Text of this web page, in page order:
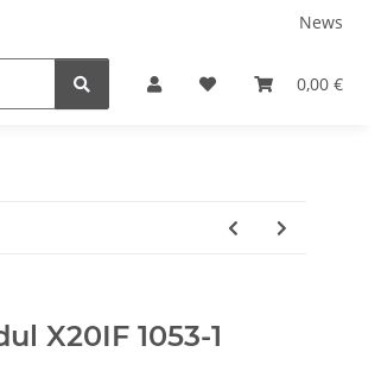
News
0,00 €
X20IF 1053-1